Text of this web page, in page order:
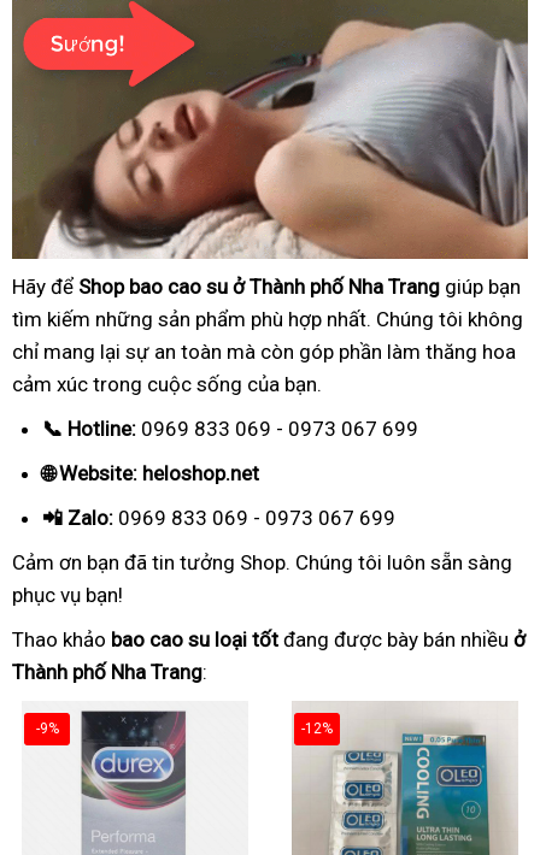
Hãy để Shop bao cao su ở Thành phố Nha Trang giúp bạn
tìm kiếm những sản phẩm phù hợp nhất. Chúng tôi không
chỉ mang lại sự an toàn mà còn góp phần làm thăng hoa
cảm xúc trong cuộc sống của bạn.
📞 Hotline: 0969 833 069 - 0973 067 699
🌐 Website: heloshop.net
📲 Zalo: 0969 833 069 - 0973 067 699
Cảm ơn bạn đã tin tưởng Shop. Chúng tôi luôn sẵn sàng
phục vụ bạn!
Thao khảo bao cao su loại tốt đang được bày bán nhiều ở
Thành phố Nha Trang:
-9% -12%